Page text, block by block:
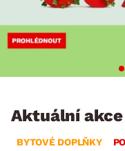
Aktuální akce
BYTOVÉ DOPLŇKY